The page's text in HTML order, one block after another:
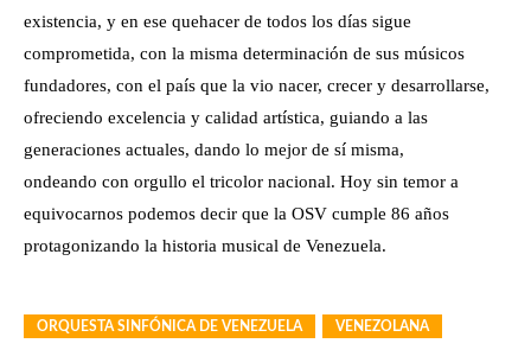
existencia, y en ese quehacer de todos los días sigue
comprometida, con la misma determinación de sus músicos
fundadores, con el país que la vio nacer, crecer y desarrollarse,
ofreciendo excelencia y calidad artística, guiando a las
generaciones actuales, dando lo mejor de sí misma,
ondeando con orgullo el tricolor nacional. Hoy sin temor a
equivocarnos podemos decir que la OSV cumple 86 años
protagonizando la historia musical de Venezuela.
ORQUESTA SINFÓNICA DE VENEZUELA VENEZOLANA